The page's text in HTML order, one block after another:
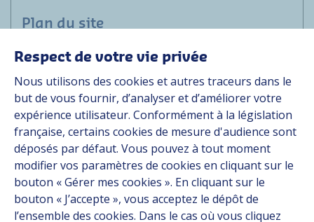
Plan du site
Marchés
Solutions
Ressources
À propos
Carrière
Contact
Suivez-nous
Respect de votre vie privée
Nous utilisons des cookies et autres traceurs dans le
but de vous fournir, d’analyser et d’améliorer votre
expérience utilisateur. Conformément à la législation
française, certains cookies de mesure d'audience sont
déposés par défaut. Vous pouvez à tout moment
modifier vos paramètres de cookies en cliquant sur le
bouton « Gérer mes cookies ». En cliquant sur le
bouton « J’accepte », vous acceptez le dépôt de
l’ensemble des cookies. Dans le cas où vous cliquez